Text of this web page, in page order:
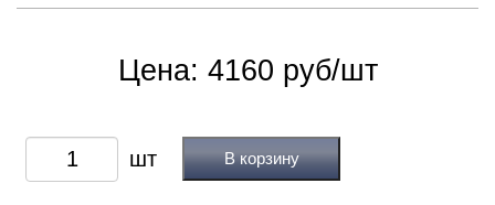
Цена: 4160 руб/шт
В корзину